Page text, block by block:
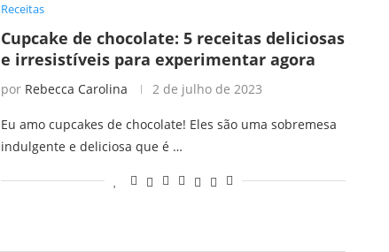
Receitas
Cupcake de chocolate: 5 receitas deliciosas
e irresistíveis para experimentar agora
por Rebecca Carolina 2 de julho de 2023
Eu amo cupcakes de chocolate! Eles são uma sobremesa
indulgente e deliciosa que é …